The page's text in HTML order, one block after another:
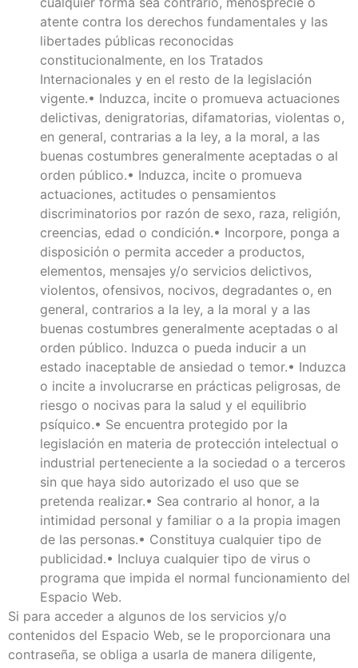
atente contra los derechos fundamentales y las
libertades públicas reconocidas
constitucionalmente, en los Tratados
Internacionales y en el resto de la legislación
vigente.• Induzca, incite o promueva actuaciones
delictivas, denigratorias, difamatorias, violentas o,
en general, contrarias a la ley, a la moral, a las
buenas costumbres generalmente aceptadas o al
orden público.• Induzca, incite o promueva
actuaciones, actitudes o pensamientos
discriminatorios por razón de sexo, raza, religión,
creencias, edad o condición.• Incorpore, ponga a
disposición o permita acceder a productos,
elementos, mensajes y/o servicios delictivos,
violentos, ofensivos, nocivos, degradantes o, en
general, contrarios a la ley, a la moral y a las
buenas costumbres generalmente aceptadas o al
orden público. Induzca o pueda inducir a un
estado inaceptable de ansiedad o temor.• Induzca
o incite a involucrarse en prácticas peligrosas, de
riesgo o nocivas para la salud y el equilibrio
psíquico.• Se encuentra protegido por la
legislación en materia de protección intelectual o
industrial perteneciente a la sociedad o a terceros
sin que haya sido autorizado el uso que se
pretenda realizar.• Sea contrario al honor, a la
intimidad personal y familiar o a la propia imagen
de las personas.• Constituya cualquier tipo de
publicidad.• Incluya cualquier tipo de virus o
programa que impida el normal funcionamiento del
Espacio Web.
Si para acceder a algunos de los servicios y/o
contenidos del Espacio Web, se le proporcionara una
contraseña, se obliga a usarla de manera diligente,